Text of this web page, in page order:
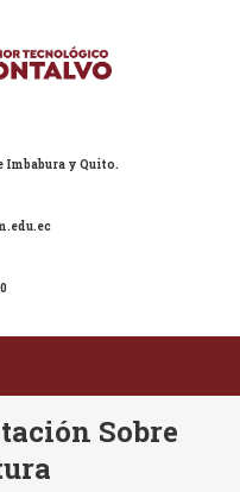
Imbabura y Quito.
Sobre